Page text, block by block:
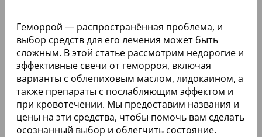
Геморрой — распространённая проблема, и
выбор средств для его лечения может быть
сложным. В этой статье рассмотрим недорогие и
эффективные свечи от геморроя, включая
варианты с облепиховым маслом, лидокаином, а
также препараты с послабляющим эффектом и
при кровотечении. Мы предоставим названия и
цены на эти средства, чтобы помочь вам сделать
осознанный выбор и облегчить состояние.